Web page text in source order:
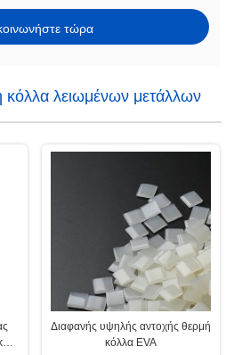
τώρα
κόλλα λειωμένων μετάλλων
Διαφανής υψηλής αντοχής θερμή
κόλλα EVA